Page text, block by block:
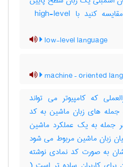
در نظر گرفته میشود مقایسه کنید با ‎ high-level
low-level language
machine – oriented
که کامپیوتر می تواند
جمله های زبان ماشین به کد
جمله به یک عملکرد ماشین
زبان ماشین مربوط می شود
به صورت کد نمادی نوشته